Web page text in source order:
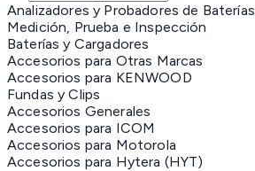
Analizadores y Probadores de Baterías
Medición, Prueba e Inspección
Baterías y Cargadores
Accesorios para Otras Marcas
Accesorios para KENWOOD
Fundas y Clips
Accesorios Generales
Accesorios para ICOM
Accesorios para Motorola
Accesorios para Hytera (HYT)